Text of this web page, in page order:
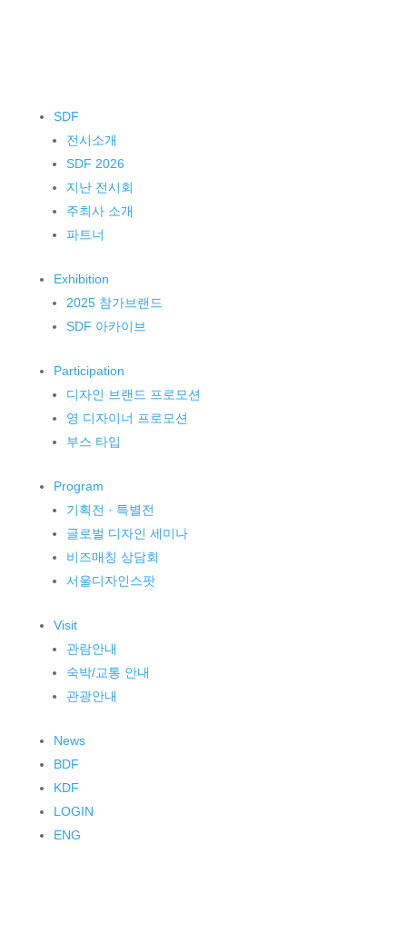
SDF
전시소개
SDF 2026
지난 전시회
주최사 소개
파트너
Exhibition
2025 참가브랜드
SDF 아카이브
Participation
디자인 브랜드 프로모션
영 디자이너 프로모션
부스 타입
Program
기획전 · 특별전
글로벌 디자인 세미나
비즈매칭 상담회
서울디자인스팟
Visit
관람안내
숙박/교통 안내
관광안내
News
BDF
KDF
LOGIN
ENG